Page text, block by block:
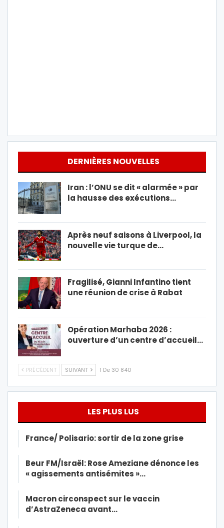
DERNIÈRES NOUVELLES
Iran : l’ONU se dit « alarmée » par
la hausse des exécutions…
Après neuf saisons à Liverpool, la
nouvelle vie turque de…
Fragilisé, Gianni Infantino tient
une réunion de crise à Rabat
Opération Marhaba 2026 :
ouverture d’un centre d’accueil…
PRÉCÉDENT SUIVANT 1 De 30 840
LES PLUS LUS
France/ Polisario: sortir de la zone grise
Beur FM/Israël: Rose Ameziane dénonce les
« agissements antisémites »…
Macron circonspect sur le vaccin
d’AstraZeneca avant…